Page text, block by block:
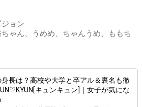
ョン
ゃん、うめめ、ちゃんうめ、ももち
長は？高校や大学と卒アル＆裏名も徹
キュンキュン]｜女子が気にな